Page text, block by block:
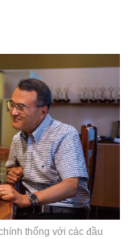
thống với các đầu